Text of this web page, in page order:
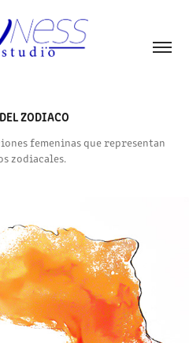
ZODIACO
femeninas que representan
zodiacales.